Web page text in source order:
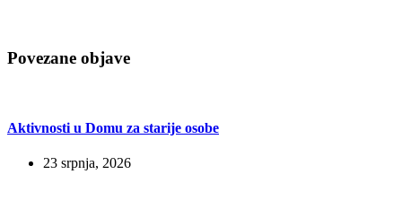
Povezane objave
Aktivnosti u Domu za starije osobe
23 srpnja, 2026